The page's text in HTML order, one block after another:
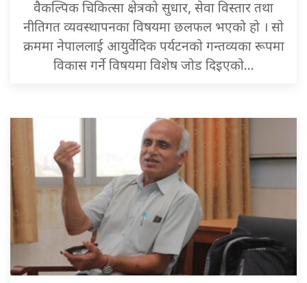
वैकल्पिक चिकित्सा क्षेत्रको सुधार, सेवा विस्तार तथा
नीतिगत व्यवस्थापनका विषयमा छलफल भएको हो । सो
क्रममा नेपाललाई आयुर्वेदिक पर्यटनको गन्तव्यका रूपमा
विकास गर्ने विषयमा विशेष जोड दिइएको…